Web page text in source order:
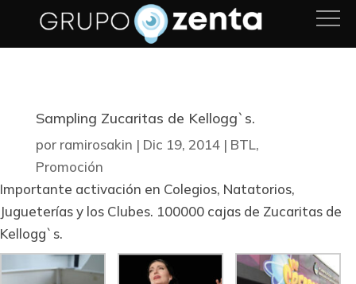
Sampling Zucaritas de Kellogg`s.
por ramirosakin | Dic 19, 2014| BTL,
Promoción
Importante activación en Colegios, Natatorios,
Jugueterías y los Clubes. 100000 cajas de Zucaritas de
Kellogg`s.